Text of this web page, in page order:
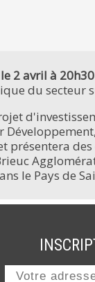
2 avril à
du
présentera
le Pays de